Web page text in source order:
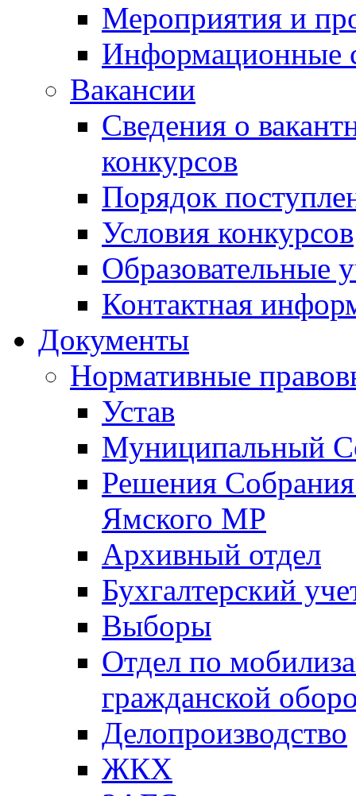
Мероприятия и
Информационные
Вакансии
Сведения о
конкурсов
Порядок
Условия конкурсов
Образовательные
Контактная
Документы
Нормативные
Устав
Муниципальный
Решения
Ямского МР
Архивный отдел
Бухгалтерский
Выборы
Отдел по
гражданской
Делопроизводство
ЖКХ